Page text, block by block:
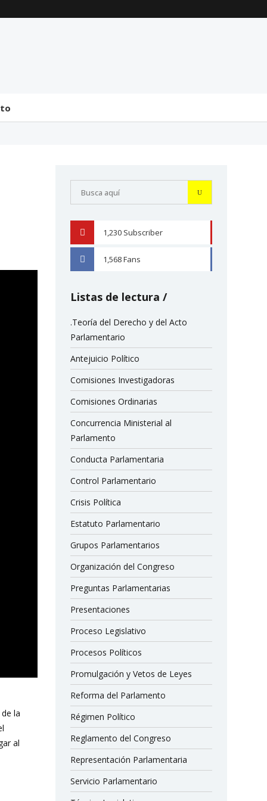
la
al
1,230 Subscriber
1,568Fans
Listas de lectura
.Teoría del Derecho y del Acto
Parlamentario
Antejuicio Político
Comisiones Investigadoras
Comisiones Ordinarias
Concurrencia Ministerial al
Parlamento
Conducta Parlamentaria
Control Parlamentario
Crisis Política
Estatuto Parlamentario
Grupos Parlamentarios
Organización del Congreso
Preguntas Parlamentarias
Presentaciones
Proceso Legislativo
Procesos Políticos
Promulgación y Vetos de Leyes
Reforma del Parlamento
Régimen Político
Reglamento del Congreso
Representación Parlamentaria
Servicio Parlamentario